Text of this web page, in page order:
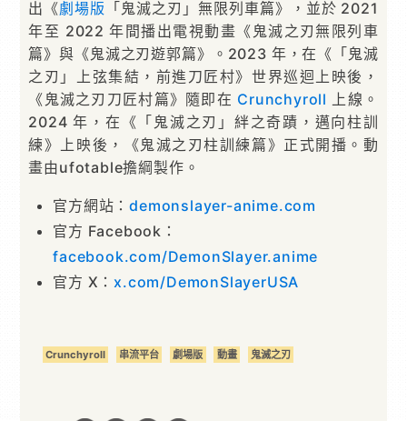
出《劇場版 「鬼滅之刃」無限列車篇》，並於 2021
年至 2022 年間播出電視動畫《鬼滅之刃無限列車
篇》與《鬼滅之刃遊郭篇》。2023 年，在《「鬼滅
之刃」上弦集結，前進刀匠村》世界巡迴上映後，
《鬼滅之刃刀匠村篇》隨即在 Crunchyroll
上線。
2024 年，在《「鬼滅之刃」絆之奇蹟，邁向柱訓
練》上映後，《鬼滅之刃柱訓練篇》正式開播。動
畫由ufotable擔綱製作。
官方網站：demonslayer-anime.com
官方 Facebook：
facebook.com/DemonSlayer.anime
官方 X：x.com/DemonSlayerUSA
Crunchyroll 串流平台 劇場版 動畫 鬼滅之刃